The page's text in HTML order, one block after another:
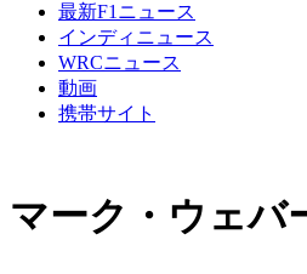
最新F1ニュース
インディニュース
WRCニュース
動画
携帯サイト
マーク・ウェバ